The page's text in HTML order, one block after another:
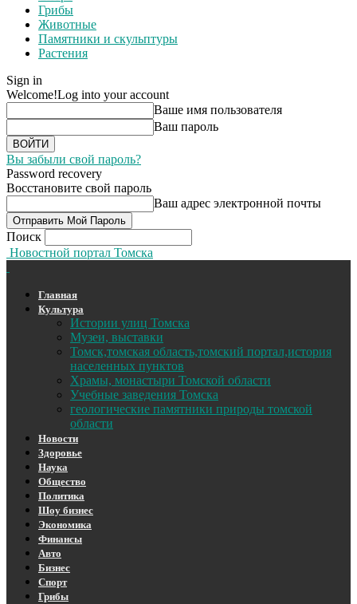
Грибы
Животные
Памятники и скульптуры
Растения
Sign in
Welcome!Log into your account
Ваше имя пользователя
Ваш пароль
Вы забыли свой пароль?
Password recovery
Восстановите свой пароль
Ваш адрес электронной почты
Поиск
Новостной портал Томска
Главная
Культура
Истории улиц Томска
Музеи, выставки
Томск,томская область,томский портал,история
населенных пунктов
Храмы, монастыри Томской области
Учебные заведения Томска
геологические памятники природы томской
области
Новости
Здоровье
Наука
Общество
Политика
Шоу бизнес
Экономика
Финансы
Авто
Бизнес
Спорт
Грибы